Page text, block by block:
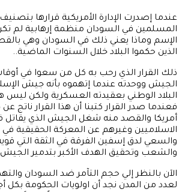
عندما إصدرت الإدارة الأمريكية قرارها
المسلمين في السودان منظمة إرهابية لم
الإسم وماذا يعني ذلك في السودان وهي
الذين حكموا البلاد خلال السنوات الماضية..
ذلك القرار الذي رحب به كل من سعوا في
الجيش ووحدته عندما إتهموه بأنه جيش
البلاد الوطني بعقيدته العسكرية ولكن ليس
فعندما صدر القرار كتبنا أن هذا القرار ناتج
أمريكا والقصد منه شغل الجيش الذي يقاتل
الاسلاميين وغيرهم عن المعركة الحقيقية في
والسعي لدق إسفين الفرقة في الثقة التي
والشعب وتحقيق الهدف الأكبر بتدمير
الآن بالنظر إلي حجم التآمر ضد السودان
لعدد من المدن نجد أن اولويات الحكومة بكل